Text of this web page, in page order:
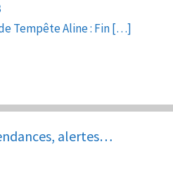
Tempête Aline : Fin[…]
alertes…